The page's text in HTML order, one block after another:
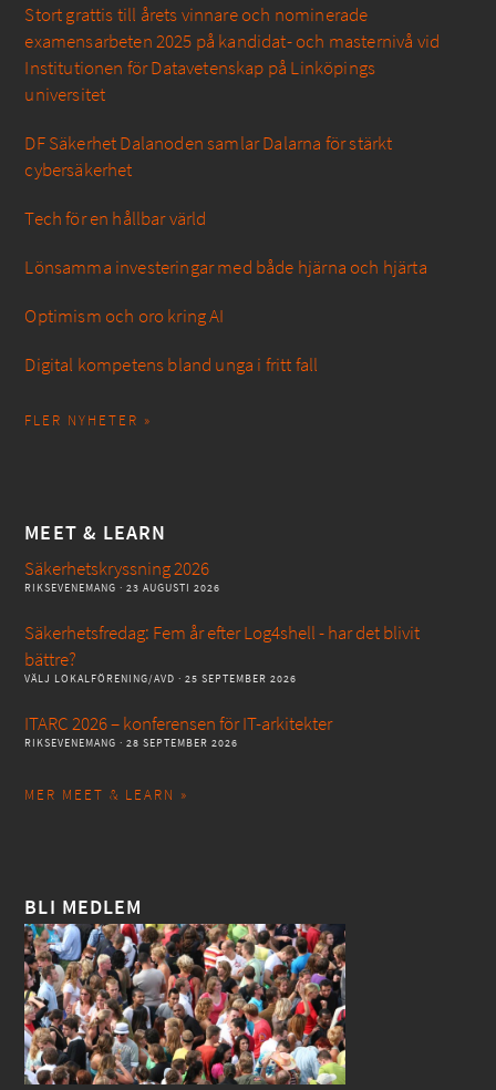
Stort grattis till årets vinnare och nominerade
examensarbeten 2025 på kandidat- och masternivå vid
Institutionen för Datavetenskap på Linköpings
universitet
DF Säkerhet Dalanoden samlar Dalarna för stärkt
cybersäkerhet
Tech för en hållbar värld
Lönsamma investeringar med både hjärna och hjärta
Optimism och oro kring AI
Digital kompetens bland unga i fritt fall
FLER NYHETER »
MEET & LEARN
Säkerhetskryssning 2026
RIKSEVENEMANG · 23 AUGUSTI 2026
Säkerhetsfredag: Fem år efter Log4shell - har det blivit
bättre?
VÄLJ LOKALFÖRENING/AVD · 25 SEPTEMBER 2026
ITARC 2026 – konferensen för IT-arkitekter
RIKSEVENEMANG · 28 SEPTEMBER 2026
MER MEET & LEARN »
BLI MEDLEM